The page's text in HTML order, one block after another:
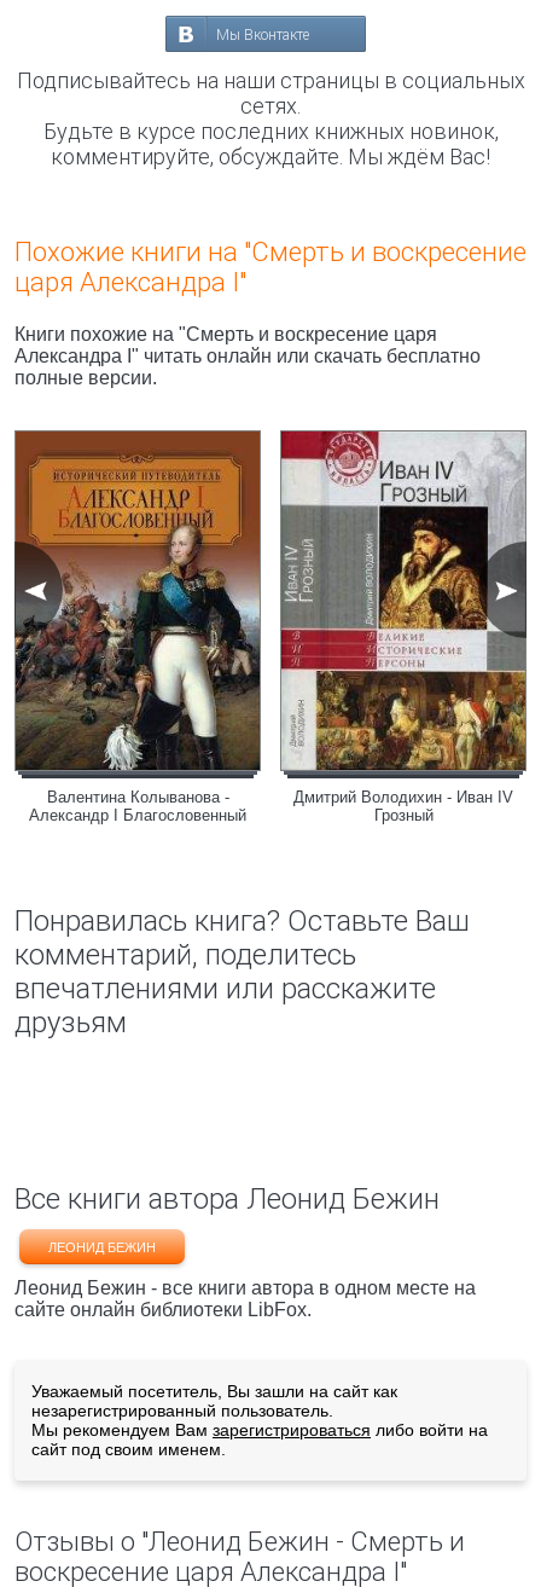
Мы Вконтакте
Подписывайтесь на наши страницы в социальных
сетях.
Будьте в курсе последних книжных новинок,
комментируйте, обсуждайте. Мы ждём Вас!
Похожие книги на "Смерть и воскресение
царя Александра I"
Книги похожие на "Смерть и воскресение царя
Александра I" читать онлайн или скачать бесплатно
полные версии.
Валентина Колыванова -
Александр I Благословенный
Дмитрий Володихин - Иван IV
Грозный
Понравилась книга? Оставьте Ваш
комментарий, поделитесь
впечатлениями или расскажите
друзьям
Все книги автора Леонид Бежин
ЛЕОНИД БЕЖИН
Леонид Бежин - все книги автора в одном месте на
сайте онлайн библиотеки LibFox.
Уважаемый посетитель, Вы зашли на сайт как
незарегистрированный пользователь.
Мы рекомендуем Вам зарегистрироваться либо войти на
сайт под своим именем.
Отзывы о "Леонид Бежин - Смерть и
воскресение царя Александра I"